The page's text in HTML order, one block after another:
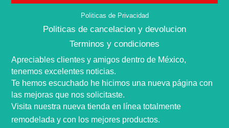
Politicas de Privacidad
Politicas de cancelacion y devolucion
Terminos y condiciones
Apreciables clientes y amigos dentro de México,
tenemos excelentes noticias.
Te hemos escuchado he hicimos una nueva página con
las mejoras que nossolicitaste.
Visita nuestra nueva tienda en línea totalmente
remodelada y con los mejores productos.